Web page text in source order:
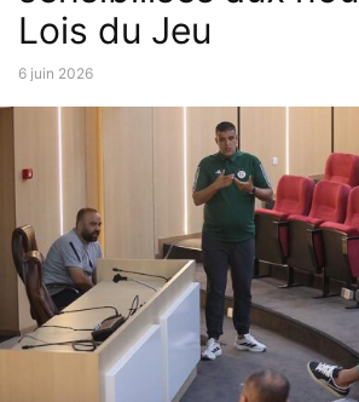
Lois du Jeu
6 juin 2026